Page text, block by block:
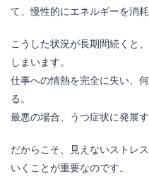
て、慢性的にエネルギーを消
こうした状況が長期間続くと
しまいます。
仕事への情熱を完全に失い、
る。
最悪の場合、うつ症状に発展
だからこそ、見えないストレ
いくことが重要なのです。